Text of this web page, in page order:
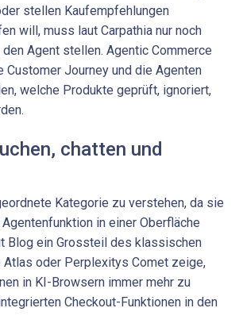
stellen Kaufempfehlungen
will, muss laut Carpathia nur noch
Agent stellen. Agentic Commerce
Journey und die Agenten
welche Produkte geprüft, ignoriert,
chatten und
Kategorie zu verstehen, da sie
in einer Oberfläche
Blog ein Grossteil des klassischen
oder Perplexitys Comet zeige,
in KI-Browsern immer mehr zu
Checkout-Funktionen in den